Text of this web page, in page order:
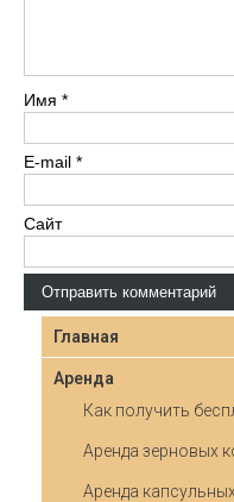
Имя *
E-mail *
Сайт
Главная
Аренда
Как получить
Аренда зерновых
Аренда